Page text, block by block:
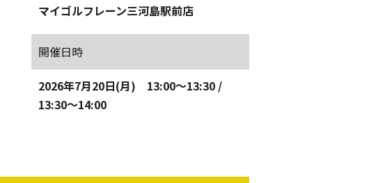
マイゴルフレーン三河島駅前店
開催日時
2026年7月20日(月) 13:00〜13:30 /
13:30〜14:00